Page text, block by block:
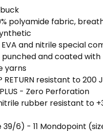
polyamide fabric,
EVA and nitrile special
and coated
yarns
resistant to 200 J
- Zero Perforation
nitrile rubber resistant to
39/6) - 11 Mondopoint